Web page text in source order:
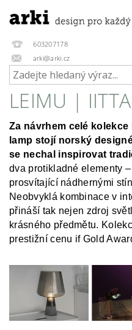
603207178
arki@arki.cz
LEIMU |
Za návrhem celé
lamp stojí norský
se nechal inspirovat
dva protikladné elementy
prosvítající nádhernými
Neobvyklá kombinace v
přináší tak nejen zdroj
krásného předmětu.
prestižní cenu if Gold